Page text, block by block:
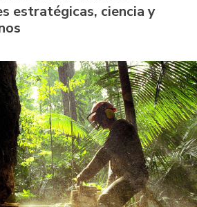
estratégicas, ciencia y